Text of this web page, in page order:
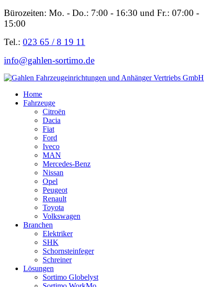
Bürozeiten: Mo. - Do.: 7:00 - 16:30 und Fr.: 07:00 -
15:00
Tel.: 023 65 / 8 19 11
info@gahlen-sortimo.de
Home
Fahrzeuge
Citroën
Dacia
Fiat
Ford
Iveco
MAN
Mercedes-Benz
Nissan
Opel
Peugeot
Renault
Toyota
Volkswagen
Branchen
Elektriker
SHK
Schornsteinfeger
Schreiner
Lösungen
Sortimo Globelyst